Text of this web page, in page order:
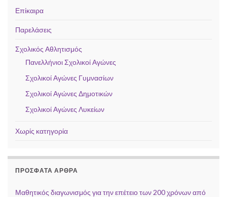
Επίκαιρα
Παρελάσεις
Σχολικός Αθλητισμός
Πανελλήνιοι Σχολικοί Αγώνες
Σχολικοί Αγώνες Γυμνασίων
Σχολικοί Αγώνες Δημοτικών
Σχολικοί Αγώνες Λυκείων
Χωρίς κατηγορία
ΠΡΌΣΦΑΤΑ ΆΡΘΡΑ
Μαθητικός διαγωνισμός για την επέτειο των 200 χρόνων από